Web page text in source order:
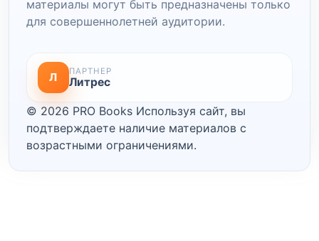
материалы могут быть предназначены только
для совершеннолетней аудитории.
Л ПАРТНЕР
Литрес
© 2026 PRO Books Используя сайт, вы
подтверждаете наличие материалов с
возрастными ограничениями.